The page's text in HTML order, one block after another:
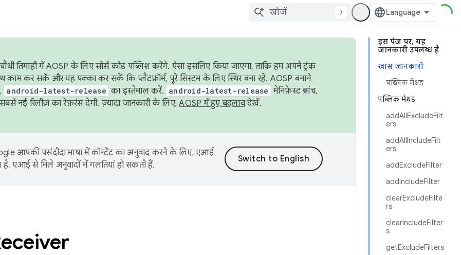
/
इस पेज पर, यह
जानकारी उपलब्ध है
खास जानकारी
पब्लिक मेथड
पब्लिक मेथड
addAllExcludeFilt
ers
addAllIncludeFilt
ers
addExcludeFilter
addIncludeFilter
clearExcludeFilte
rs
clearIncludeFilter
s
getExcludeFilters
तिमाही में AOSP के लिए सोर्स कोड पब्लिश करेंगे. ऐसा इसलिए किया जाएगा, ताकि हम अपने ट्रंक
कर सकें और यह पक्का कर सकें कि प्लैटफ़ॉर्म, पूरे सिस्टम के लिए स्थिर बना रहे. AOSP बनाने
android-latest-release का इस्तेमाल करें. android-latest-release मेनिफ़ेस्ट ब्रांच,
नई रिलीज़ का रेफ़रंस देगी. ज़्यादा जानकारी के लिए,AOSP में हुए बदलावदेखें.
आपकी पसंदीदा भाषा में कॉन्टेंट का अनुवाद करने के लिए, एआई
है. एआई से मिले अनुवादों में गलतियां हो सकती हैं.